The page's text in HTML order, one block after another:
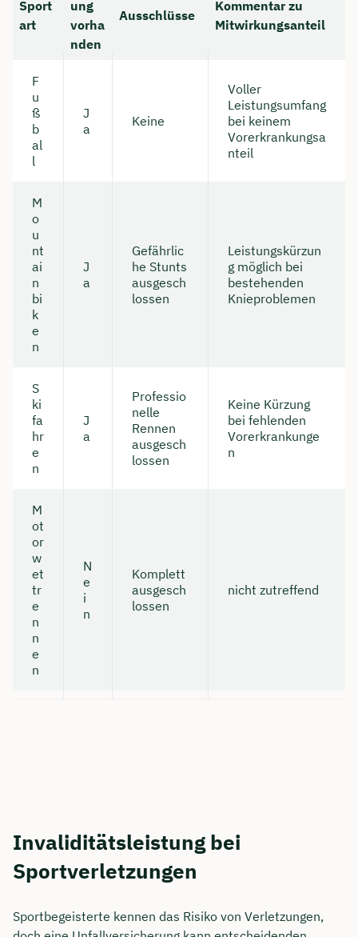
Sport
art
ung
vorha
nden
Ausschlüsse
Kommentar zu
Mitwirkungsanteil
F
u
ß
b
al
l
J
a
Keine
Voller
Leistungsumfang
bei keinem
Vorerkrankungsa
nteil
M
o
u
nt
ai
n
bi
k
e
n
J
a
Gefährlic
he Stunts
ausgesch
lossen
Leistungskürzun
g möglich bei
bestehenden
Knieproblemen
S
ki
fa
hr
e
n
J
a
Professio
nelle
Rennen
ausgesch
lossen
Keine Kürzung
bei fehlenden
Vorerkrankunge
n
M
ot
or
w
et
tr
e
n
n
e
n
N
e
i
n
Komplett
ausgesch
lossen
nicht zutreffend
Invaliditätsleistung bei
Sportverletzungen
Sportbegeisterte kennen das Risiko von Verletzungen,